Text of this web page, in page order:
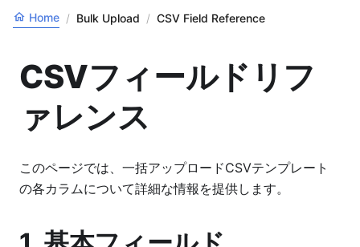
Home / Bulk Upload / CSV Field Reference
CSVフィールドリフ
ァレンス
このページでは、一括アップロードCSVテンプレート
の各カラムについて詳細な情報を提供します。